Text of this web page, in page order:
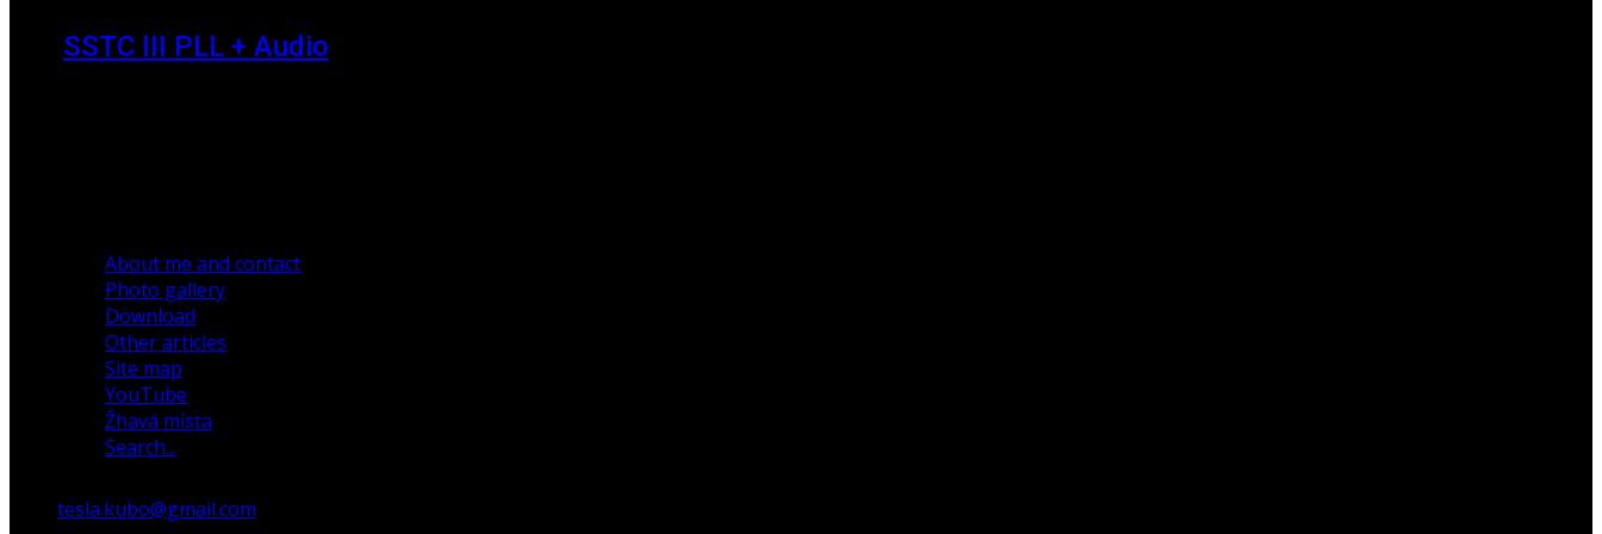
SSTC III PLL + Audio
About me and contact
Photo gallery
Download
Other articles
Site map
YouTube
Žhavá místa
Search...
tesla.kubo@gmail.com